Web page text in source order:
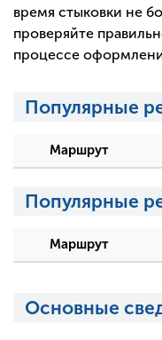
время стыковки не
проверяйте
процессе
Популярные
Маршрут
Популярные
Маршрут
Основные